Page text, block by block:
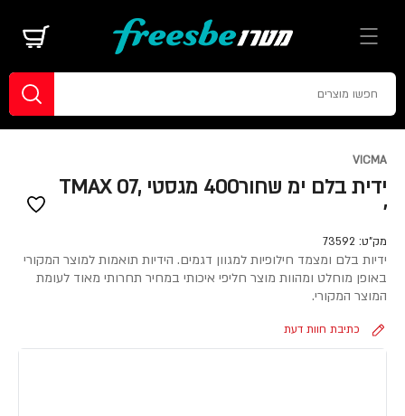
VICMA
ידית בלם ימ שחור400 מגסטי ,07 TMAX
'
מק"ט: 73592
ידיות בלם ומצמד חילופיות למגוון דגמים. הידיות תואמות למוצר המקורי
באופן מוחלט ומהוות מוצר חליפי איכותי במחיר תחרותי מאוד לעומת
המוצר המקורי.
כתיבת חוות דעת